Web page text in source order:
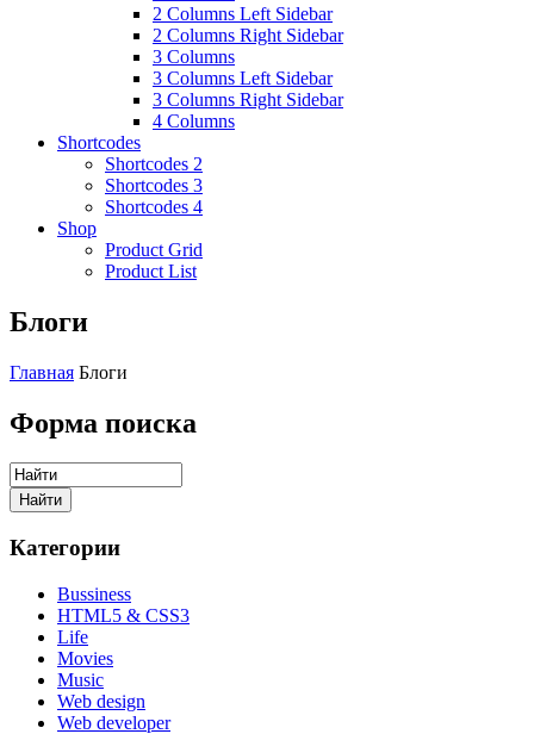
2 Columns Left Sidebar
2 Columns Right Sidebar
3 Columns
3 Columns Left Sidebar
3 Columns Right Sidebar
4 Columns
Shortcodes
Shortcodes 2
Shortcodes 3
Shortcodes 4
Shop
Product Grid
Product List
Блоги
Главная Блоги
Форма поиска
Категории
Bussiness
HTML5 & CSS3
Life
Movies
Music
Web design
Web developer